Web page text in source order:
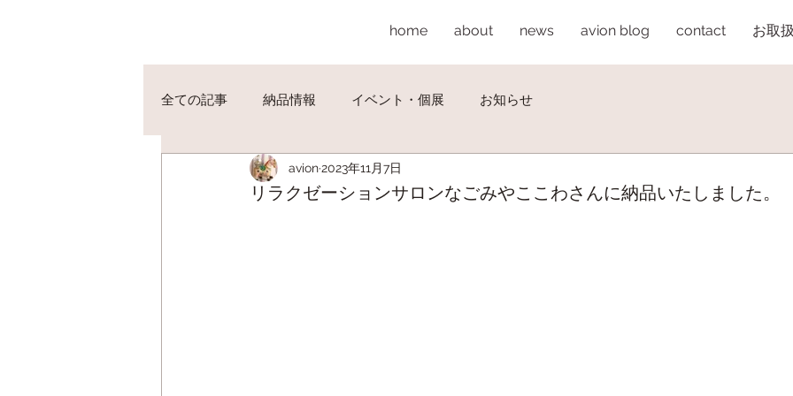
home about news avion blog contact お取
全ての記事 納品情報 イベント・個展 お知らせ
リラクゼーションサロンなごみやここわさんに納品いたしました。
avion2023年11月7日